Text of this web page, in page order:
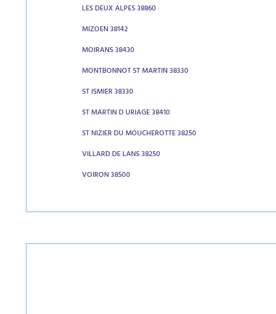
LES DEUX ALPES 38860
MIZOEN 38142
MOIRANS 38430
MONTBONNOT ST MARTIN 38330
ST ISMIER 38330
ST MARTIN D URIAGE 38410
ST NIZIER DU MOUCHEROTTE 38250
VILLARD DE LANS 38250
VOIRON 38500